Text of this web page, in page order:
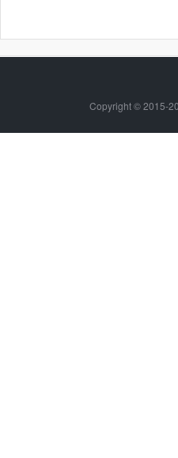
Copyright © 2015-